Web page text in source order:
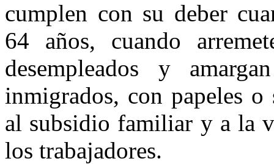
cumplen con su deber
64 años, cuando
desempleados y
inmigrados, con papeles
al subsidio familiar y a la
los trabajadores.